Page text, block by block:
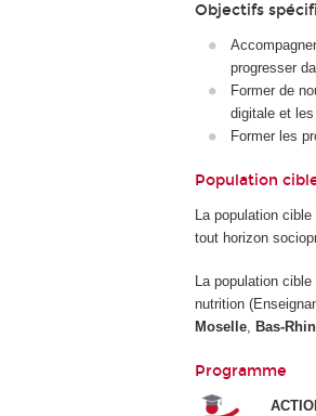
Objectifs
progresser
Former de
digitale et
Former les
Population
La population
tout horizon
La population
nutrition
Moselle, Bas-
Programme